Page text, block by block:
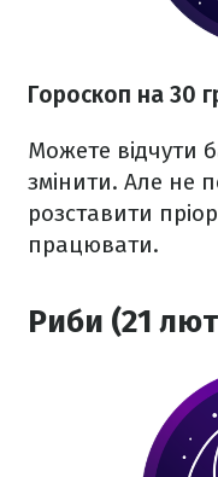
Гороскоп на 30
Можете відчути
змінити. Але не
розставити
працювати.
Риби (21